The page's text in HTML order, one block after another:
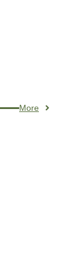
More